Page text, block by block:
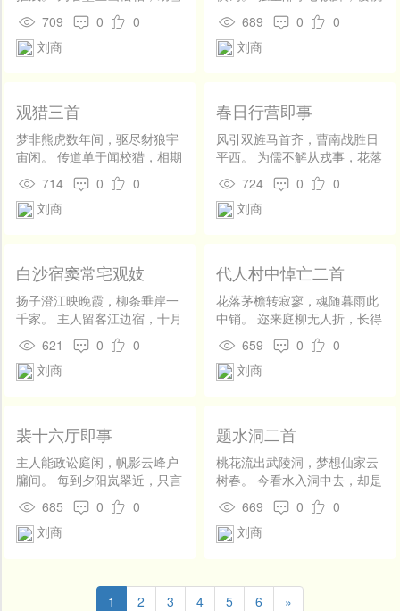
严霜君试看。
709 0
0
刘商
落尽暮愁时。
689 0
0
刘商
观猎三首
梦非熊虎数年间，驱尽豺狼宇
宙闲。 传道单于闻校猎，相期
不敢过阴山。 日隐寒山猎未
归，鸣弦落羽雪霏霏。 梁园射
尽南飞雁，淮楚人惊阳鸟啼。
青山不举头。
714 0
0
刘商
春日行营即事
风引双旌马首齐，曹南战胜日
平西。 为儒不解从戎事，花落
春深闻鼓鼙。
724 0
0
刘商
白沙宿窦常宅观妓
扬子澄江映晚霞，柳条垂岸一
千家。 主人留客江边宿，十月
繁霜见杏花。
621 0
0
刘商
代人村中悼亡二首
花落茅檐转寂寥，魂随暮雨此
中销。 迩来庭柳无人折，长得
垂枝一万条。 虚室无人乳燕
飞，苍苔满地履痕稀。 庭前唯
有蔷薇在，花似残妆叶似衣。
659 0
0
刘商
裴十六厅即事
主人能政讼庭闲，帆影云峰户
牖间。 每到夕阳岚翠近，只言
篱障倚前山。
685 0
0
刘商
题水洞二首
桃花流出武陵洞，梦想仙家云
树春。 今看水入洞中去，却是
桃花源里人。 长看岩穴泉流
出，忽听悬泉入洞声。 莫摘山
花抛水上，花浮出洞世人惊。
669 0
0
刘商
1 2 3 4 5 6 »